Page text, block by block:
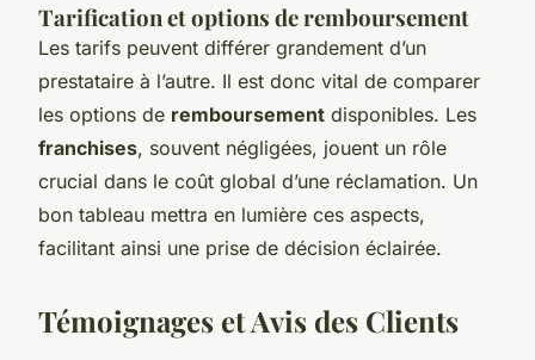
Tarification et options de remboursement
Les tarifs peuvent différer grandement d’un
prestataire à l’autre. Il est donc vital de comparer
les options de remboursement disponibles. Les
franchises, souvent négligées, jouent un rôle
crucial dans le coût global d’une réclamation. Un
bon tableau mettra en lumière ces aspects,
facilitant ainsi une prise de décision éclairée.
Témoignages et Avis des Clients